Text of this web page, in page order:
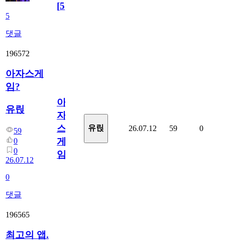
5
댓글
[5]
196572
아자스게
임?
유릱
59
0
0
26.07.12
0
댓글
아
자
스
게
임?
유릱 26.07.12 59 0
196565
최고의 앱.